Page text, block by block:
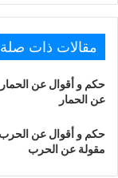
مقالات ذات صلة
عن الحمار
مقولة عن الحرب